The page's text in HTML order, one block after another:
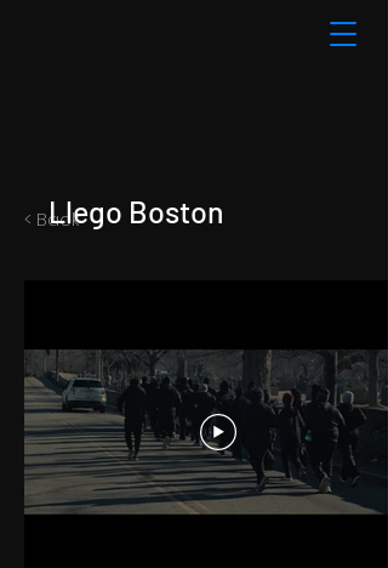
< Back
Llego Boston